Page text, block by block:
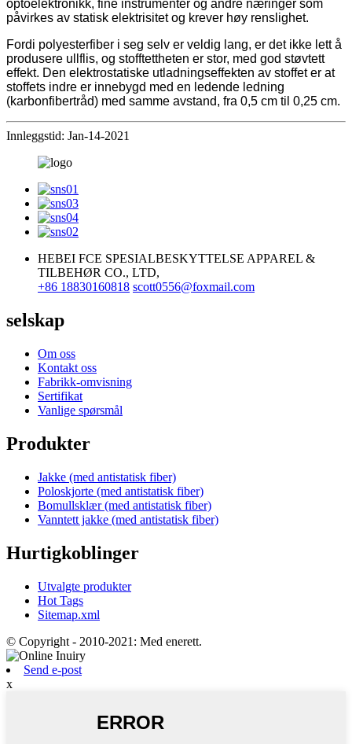
optoelektronikk, fine instrumenter og andre næringer som
påvirkes av statisk elektrisitet og krever høy renslighet.
Fordi polyesterfiber i seg selv er veldig lang, er det ikke lett å
produsere ullflis, og stofftettheten er stor, med god støvtett
effekt. Den elektrostatiske utladningseffekten av stoffet er at
stoffets indre er innebygd med en ledende ledning
(karbonfibertråd) med samme avstand, fra 0,5 cm til 0,25 cm.
Innleggstid: Jan-14-2021
HEBEI FCE SPESIALBESKYTTELSE APPAREL &
TILBEHØR CO., LTD,
+86 18830160818 scott0556@foxmail.com
selskap
Om oss
Kontakt oss
Fabrikk-omvisning
Sertifikat
Vanlige spørsmål
Produkter
Jakke (med antistatisk fiber)
Poloskjorte (med antistatisk fiber)
Bomullsklær (med antistatisk fiber)
Vanntett jakke (med antistatisk fiber)
Hurtigkoblinger
Utvalgte produkter
Hot Tags
Sitemap.xml
© Copyright - 2010-2021: Med enerett.
Send e-post
x